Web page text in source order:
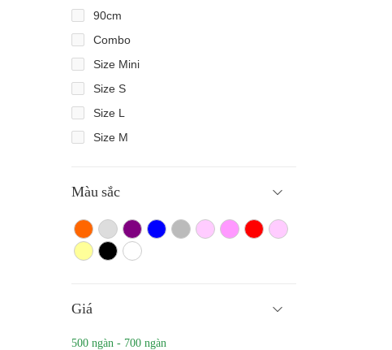
90cm
Combo
Size Mini
Size S
Size L
Size M
Màu sắc
Màu camTrắng màu
Tím XanhXám Hồng nhạtHồng đậm
Đỏ
Hồng
VàngMàu đenTrắng
Giá
500 ngàn - 700 ngàn